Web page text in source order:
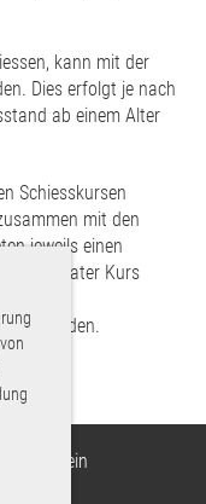
kann mit der
Dies erfolgt je nach
ab einem Alter
Schiesskursen
mit den
jeweils einen
separater Kurs
werden.